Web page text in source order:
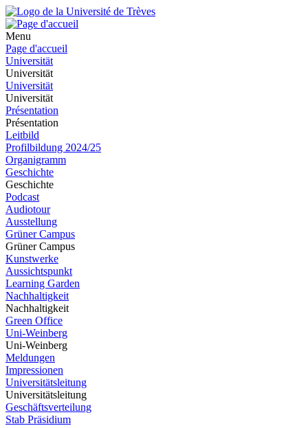
Menu
Page d'accueil
Universität
Universität
Universität
Universität
Présentation
Présentation
Leitbild
Profilbildung 2024/25
Organigramm
Geschichte
Geschichte
Podcast
Audiotour
Ausstellung
Grüner Campus
Grüner Campus
Kunstwerke
Aussichtspunkt
Learning Garden
Nachhaltigkeit
Nachhaltigkeit
Green Office
Uni-Weinberg
Uni-Weinberg
Meldungen
Impressionen
Universitätsleitung
Universitätsleitung
Geschäftsverteilung
Stab Präsidium